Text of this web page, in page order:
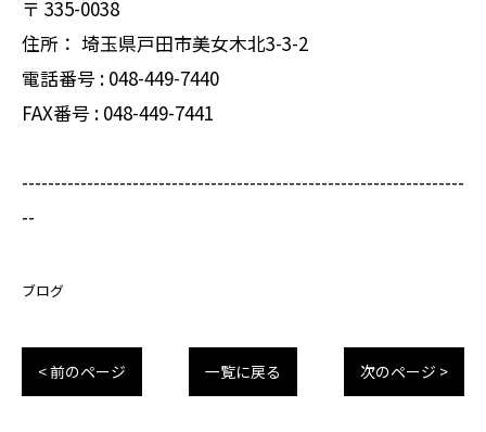
〒 335-0038
住所： 埼玉県戸田市美女木北3-3-2
電話番号 : 048-449-7440
FAX番号 : 048-449-7441
--------------------------------------------------------------------
--
ブログ
< 前のページ 一覧に戻る 次のページ >